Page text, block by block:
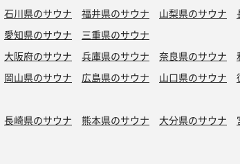
石川県のサウナ 福井県のサウナ 山梨県のサウナ
愛知県のサウナ 三重県のサウナ
大阪府のサウナ 兵庫県のサウナ 奈良県のサウナ
岡山県のサウナ 広島県のサウナ 山口県のサウナ
長崎県のサウナ 熊本県のサウナ 大分県のサウナ